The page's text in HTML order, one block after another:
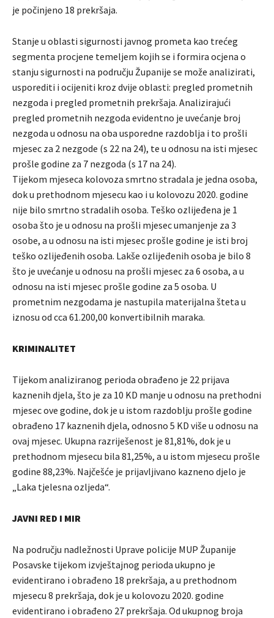
je počinjeno 18 prekršaja.
Stanje u oblasti sigurnosti javnog prometa kao trećeg
segmenta procjene temeljem kojih se i formira ocjena o
stanju sigurnosti na području Županije se može analizirati,
usporediti i ocijeniti kroz dvije oblasti: pregled prometnih
nezgoda i pregled prometnih prekršaja. Analizirajući
pregled prometnih nezgoda evidentno je uvećanje broj
nezgoda u odnosu na oba usporedne razdoblja i to prošli
mjesec za 2 nezgode (s 22 na 24), te u odnosu na isti mjesec
prošle godine za 7 nezgoda (s 17 na 24).
Tijekom mjeseca kolovoza smrtno stradala je jedna osoba,
dok u prethodnom mjesecu kao i u kolovozu 2020. godine
nije bilo smrtno stradalih osoba. Teško ozlijeđena je 1
osoba što je u odnosu na prošli mjesec umanjenje za 3
osobe, a u odnosu na isti mjesec prošle godine je isti broj
teško ozlijeđenih osoba. Lakše ozlijeđenih osoba je bilo 8
što je uvećanje u odnosu na prošli mjesec za 6 osoba, a u
odnosu na isti mjesec prošle godine za 5 osoba. U
prometnim nezgodama je nastupila materijalna šteta u
iznosu od cca 61.200,00 konvertibilnih maraka.
KRIMINALITET
Tijekom analiziranog perioda obrađeno je 22 prijava
kaznenih djela, što je za 10 KD manje u odnosu na prethodni
mjesec ove godine, dok je u istom razdoblju prošle godine
obrađeno 17 kaznenih djela, odnosno 5 KD više u odnosu na
ovaj mjesec. Ukupna razriješenost je 81,81%, dok je u
prethodnom mjesecu bila 81,25%, a u istom mjesecu prošle
godine 88,23%. Najčešće je prijavljivano kazneno djelo je
„Laka tjelesna ozljeda“.
JAVNI RED I MIR
Na području nadležnosti Uprave policije MUP Županije
Posavske tijekom izvještajnog perioda ukupno je
evidentirano i obrađeno 18 prekršaja, a u prethodnom
mjesecu 8 prekršaja, dok je u kolovozu 2020. godine
evidentirano i obrađeno 27 prekršaja. Od ukupnog broja